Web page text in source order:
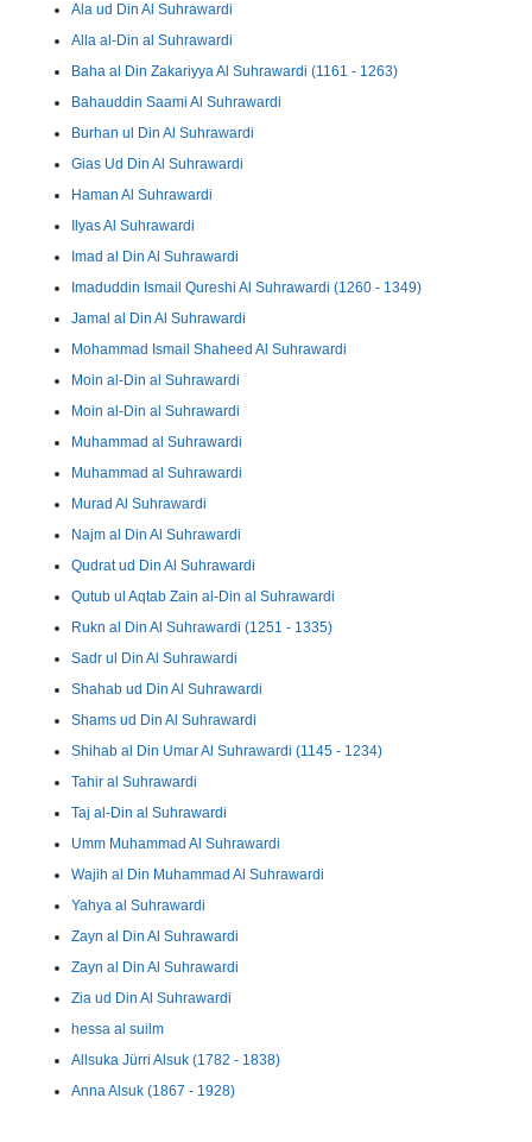
Ala ud Din Al Suhrawardi
Alla al-Din al Suhrawardi
Baha al Din Zakariyya Al Suhrawardi (1161 - 1263)
Bahauddin Saami Al Suhrawardi
Burhan ul Din Al Suhrawardi
Gias Ud Din Al Suhrawardi
Haman Al Suhrawardi
Ilyas Al Suhrawardi
Imad al Din Al Suhrawardi
Imaduddin Ismail Qureshi Al Suhrawardi (1260 - 1349)
Jamal al Din Al Suhrawardi
Mohammad Ismail Shaheed Al Suhrawardi
Moin al-Din al Suhrawardi
Moin al-Din al Suhrawardi
Muhammad al Suhrawardi
Muhammad al Suhrawardi
Murad Al Suhrawardi
Najm al Din Al Suhrawardi
Qudrat ud Din Al Suhrawardi
Qutub ul Aqtab Zain al-Din al Suhrawardi
Rukn al Din Al Suhrawardi (1251 - 1335)
Sadr ul Din Al Suhrawardi
Shahab ud Din Al Suhrawardi
Shams ud Din Al Suhrawardi
Shihab al Din Umar Al Suhrawardi (1145 - 1234)
Tahir al Suhrawardi
Taj al-Din al Suhrawardi
Umm Muhammad Al Suhrawardi
Wajih al Din Muhammad Al Suhrawardi
Yahya al Suhrawardi
Zayn al Din Al Suhrawardi
Zayn al Din Al Suhrawardi
Zia ud Din Al Suhrawardi
hessa al suilm
Allsuka Jürri Alsuk (1782 - 1838)
Anna Alsuk (1867 - 1928)